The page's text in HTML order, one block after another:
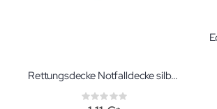
Rettungsdecke Notfalldecke silber-gold 210 x 160 cm
Rating: